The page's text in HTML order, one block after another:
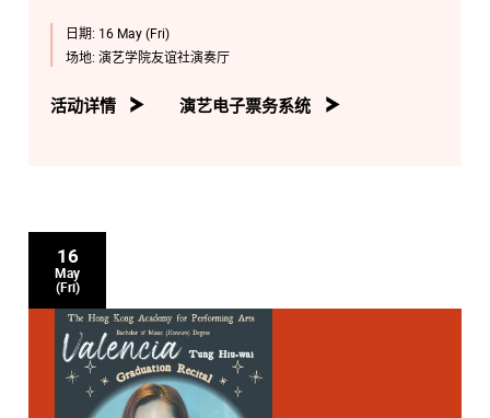
日期: 16 May (Fri)
场地: 演艺学院友谊社演奏厅
活动详情 演艺电子票务系统
16
May
(Fri)